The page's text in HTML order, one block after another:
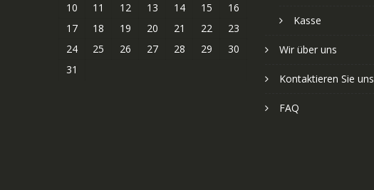
10
11 12 13 14 15
16
17
18 19 20 21 22
23
24
25 26 27 28 29
30
31
Kasse
Wir über uns
Kontaktieren Sie uns
FAQ